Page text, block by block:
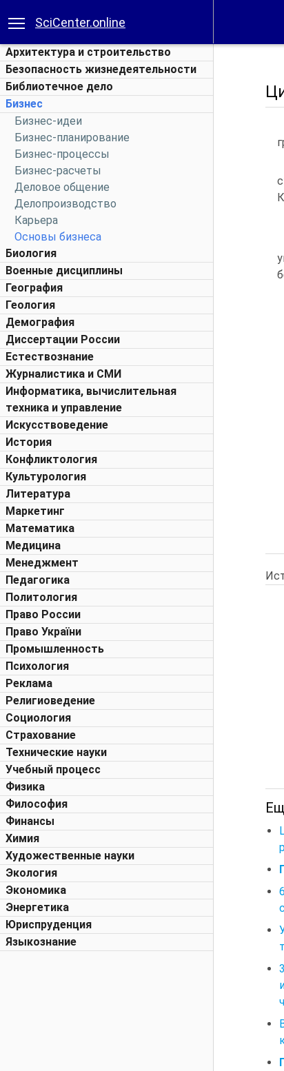
SciCenter.online
Архитектура и строительство
Безопасность жизнедеятельности
Библиотечное дело
Бизнес
Бизнес-идеи
Бизнес-планирование
Бизнес-процессы
Бизнес-расчеты
Деловое общение
Делопроизводство
Карьера
Основы бизнеса
Биология
Военные дисциплины
География
Геология
Демография
Диссертации России
Естествознание
Журналистика и СМИ
Информатика, вычислительная
техника и управление
Искусствоведение
История
Конфликтология
Культурология
Литература
Маркетинг
Математика
Медицина
Менеджмент
Педагогика
Политология
Право России
Право України
Промышленность
Психология
Реклама
Религиоведение
Социология
Страхование
Технические науки
Учебный процесс
Физика
Философия
Финансы
Химия
Художественные науки
Экология
Экономика
Энергетика
Юриспруденция
Языкознание